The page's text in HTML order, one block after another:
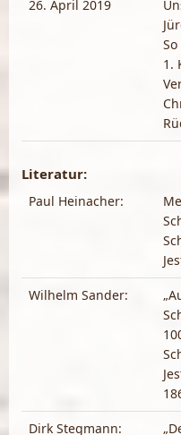
26. April 2019
1.
Literatur:
Paul Heinacher:
Wilhelm Sander:
Dirk Stegmann: